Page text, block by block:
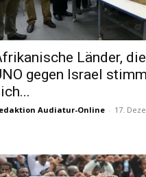
Länder,
gegen Israel
Audiatur-Online - 17.